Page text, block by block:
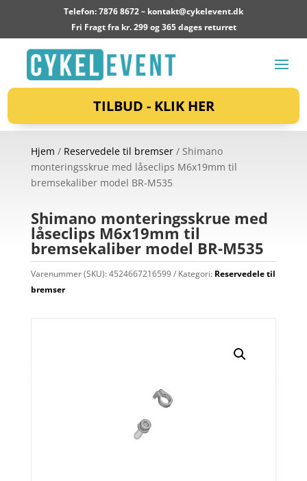
Telefon: 7876 8672 – kontakt@cykelevent.dk
Fri Fragt fra kr. 299 og 365 dages returret
TILBUD - KLIK HER
Hjem / Reservedele til bremser/ Shimano
monteringsskrue med låseclips M6x19mm til
bremsekaliber model BR-M535
Shimano monteringsskrue med
låseclips M6x19mm til
bremsekaliber model BR-M535
Varenummer (SKU):4524667216599 Kategori: Reservedele til
bremser